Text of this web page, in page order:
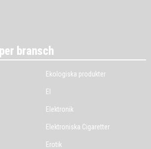
bransch
Ekologiska produkter
El
Elektronik
Elektroniska Cigaretter
Erotik